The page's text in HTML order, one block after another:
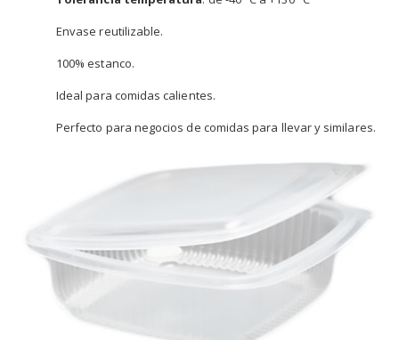
Envase reutilizable.
100% estanco.
Ideal para comidas calientes.
Perfecto para negocios de comidas para llevar y similares.